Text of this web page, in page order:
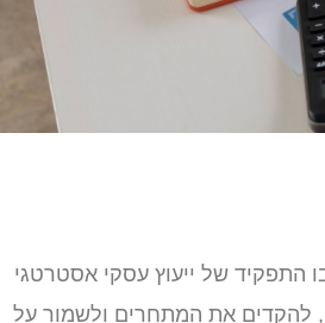
התפקיד של ייעוץ עסקי אסטרטגי
להקדים את המתחרים ולשמור על